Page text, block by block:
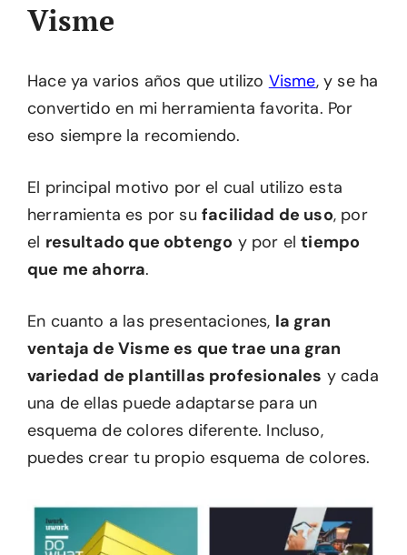
Visme
Hace ya varios años que utilizo Visme, y se ha
convertido en mi herramienta favorita. Por
eso siempre la recomiendo.
El principal motivo por el cual utilizo esta
herramienta es por su facilidad de uso, por
el resultado que obtengo y por eltiempo
que me ahorra.
En cuanto a las presentaciones, la gran
ventaja de Visme es que trae una gran
variedad de plantillas profesionales y cada
una de ellas puede adaptarse para un
esquema de colores diferente. Incluso,
puedes crear tu propio esquema de colores.